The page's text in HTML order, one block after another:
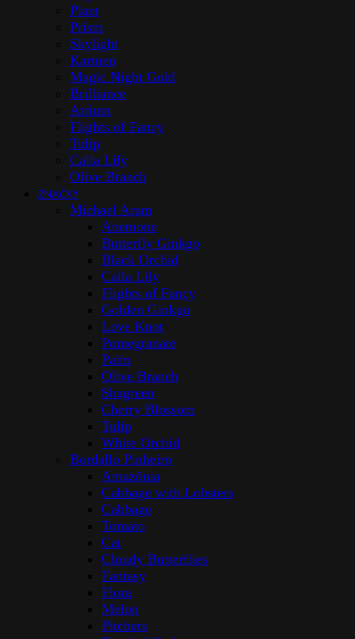
Plant
Prism
Skylight
Karmen
Magic Night Gold
Brilliance
Atrium
Flights of Fancy
Tulip
Calla Lily
Olive Branch
ZNAČKY
Michael Aram
Anemone
Butterfly Ginkgo
Black Orchid
Calla Lily
Flights of Fancy
Golden Ginkgo
Love Knot
Pomegranate
Palm
Olive Branch
Shagreen
Cherry Blossom
Tulip
White Orchid
Bordallo Pinheiro
Amazōnia
Cabbage with Lobsters
Cabbage
Tomato
Cat
Cloudy Butterflies
Fantasy
Flora
Melon
Pitchers